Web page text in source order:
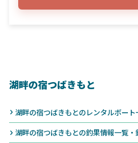
湖畔の宿つばきもと
湖畔の宿つばきもとのレンタルボート
湖畔の宿つばきもとの釣果情報一覧